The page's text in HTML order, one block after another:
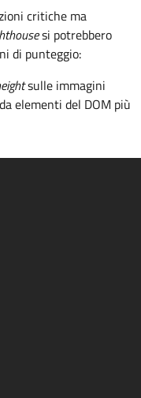
critiche ma
si potrebbero
di punteggio:
sulle immagini
elementi del DOM più